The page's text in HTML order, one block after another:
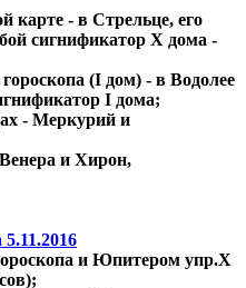
карте - в Стрельце, его
сигнификатор Х дома -
(I дом) - в Водолее
I дома;
- Меркурий и
и Хирон,
и Юпитером упр.X